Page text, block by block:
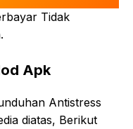
Tidak
Apk
Antistress
diatas, Berikut